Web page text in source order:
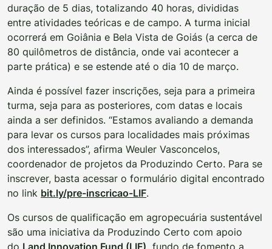
duração de 5 dias, totalizando 40 horas, divididas
entre atividades teóricas e de campo. A turma inicial
ocorrerá em Goiânia e Bela Vista de Goiás (a cerca de
80 quilômetros de distância, onde vai acontecer a
parte prática) e se estende até o dia 10 de março.
Ainda é possível fazer inscrições, seja para a primeira
turma, seja para as posteriores, com datas e locais
ainda a ser definidos. “Estamos avaliando a demanda
para levar os cursos para localidades mais próximas
dos interessados”, afirma Weuler Vasconcelos,
coordenador de projetos da Produzindo Certo. Para se
inscrever, basta acessar o formulário digital encontrado
no link bit.ly/pre-inscricao-LIF.
Os cursos de qualificação em agropecuária sustentável
são uma iniciativa da Produzindo Certo com apoio
do Land Innovation Fund (LIF), fundo de fomento a